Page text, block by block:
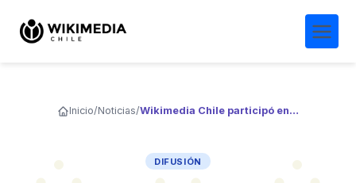
Inicio/Noticias/ Wikimedia Chile participó en el 1er Festival de Género y Comunicación co-organizado junto a UAH y Red PerioFem
DIFUSIÓN